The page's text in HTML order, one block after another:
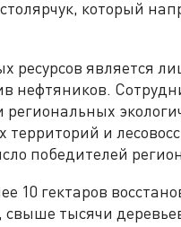
который
ресурсов является
нефтяников.
региональных
территорий и
победителей
10 гектаров
свыше тысячи